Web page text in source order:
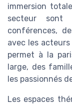
immersion
secteur
conférences,
avec les
permet à la
large, des
les passionnés
Les espaces